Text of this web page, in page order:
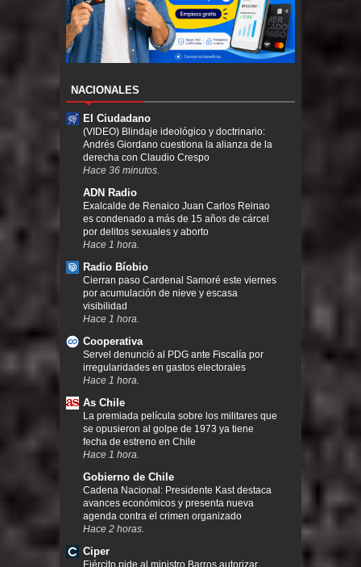
NACIONALES
El Ciudadano
(VIDEO) Blindaje ideológico y doctrinario:
Andrés Giordano cuestiona la alianza de la
derecha con Claudio Crespo
Hace 36 minutos.
ADN Radio
Exalcalde de Renaico Juan Carlos Reinao
es condenado a más de 15 años de cárcel
por delitos sexuales y aborto
Hace 1 hora.
Radio Bíobio
Cierran paso Cardenal Samoré este viernes
por acumulación de nieve y escasa
visibilidad
Hace 1 hora.
Cooperativa
Servel denunció al PDG ante Fiscalía por
irregularidades en gastos electorales
Hace 1 hora.
As Chile
La premiada película sobre los militares que
se opusieron al golpe de 1973 ya tiene
fecha de estreno en Chile
Hace 1 hora.
Gobierno de Chile
Cadena Nacional: Presidente Kast destaca
avances económicos y presenta nueva
agenda contra el crimen organizado
Hace 2 horas.
Ciper